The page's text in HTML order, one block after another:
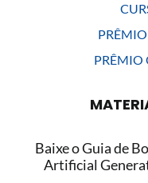
PRÊMIO
Baixe o Guia de
Artificial